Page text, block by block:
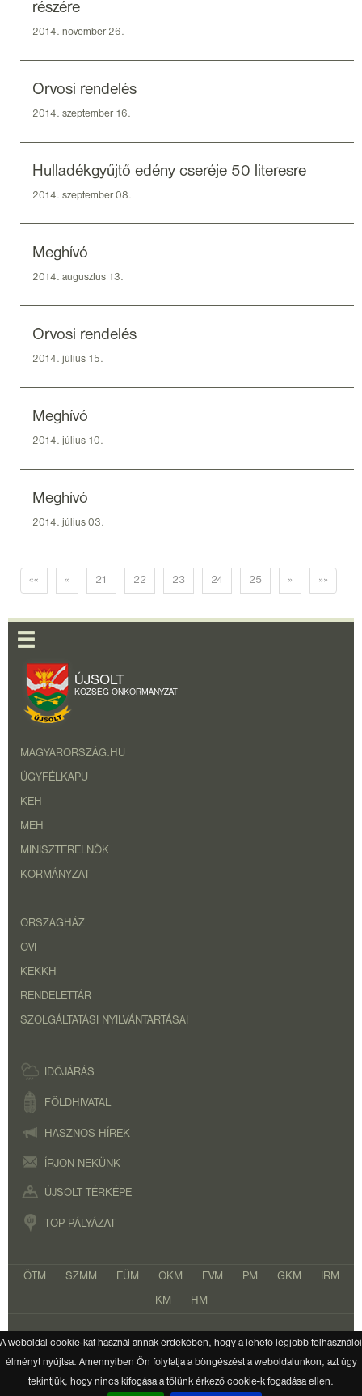
A weboldal cookie-kat használ annak érdekében, hogy a lehető legjobb felhasználói
élményt nyújtsa. Amennyiben Ön folytatja a böngészést a weboldalunkon, azt úgy
tekintjük, hogy nincs kifogása a tőlünk érkező cookie-k fogadása ellen.
részére
2014. november 26.
Orvosi rendelés
2014. szeptember 16.
Hulladékgyűjtő edény cseréje 50 literesre
2014. szeptember 08.
Meghívó
2014. augusztus 13.
Orvosi rendelés
2014. július 15.
Meghívó
2014. július 10.
Meghívó
2014. július 03.
«« « 21 22 23 24 25 » »»
ÚJSOLT
KÖZSÉG ÖNKORMÁNYZAT
MAGYARORSZÁG.HU
ÜGYFÉLKAPU
KEH
MEH
MINISZTERELNÖK
KORMÁNYZAT
ORSZÁGHÁZ
OVI
KEKKH
RENDELETTÁR
SZOLGÁLTATÁSI NYILVÁNTARTÁSAI
IDŐJÁRÁS
FÖLDHIVATAL
HASZNOS HÍREK
ÍRJON NEKÜNK
ÚJSOLT TÉRKÉPE
TOP PÁLYÁZAT
ÖTM SZMM EÜM OKM FVM PM GKM IRM
KM HM
Copyright 2026. Minden jog fenntartva.
Készítette:Mayoka, az AB Holdingcsoport tagja